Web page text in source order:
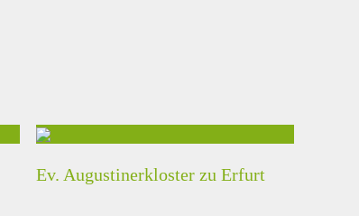
Ev. Augustinerkloster zu Erfurt